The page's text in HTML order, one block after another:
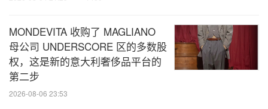
MONDEVITA 收购了 MAGLIANO
母公司 UNDERSCORE 区的多数股
权，这是新的意大利奢侈品平台的
第二步
2026-08-06 23:53